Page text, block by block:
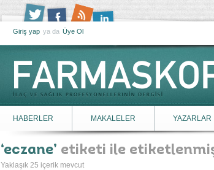
Giriş yap ya da Üye Ol
HABERLER MAKALELER YAZARLAR
eczane etiketi ile
Yaklaşık 25 içerik mevcut